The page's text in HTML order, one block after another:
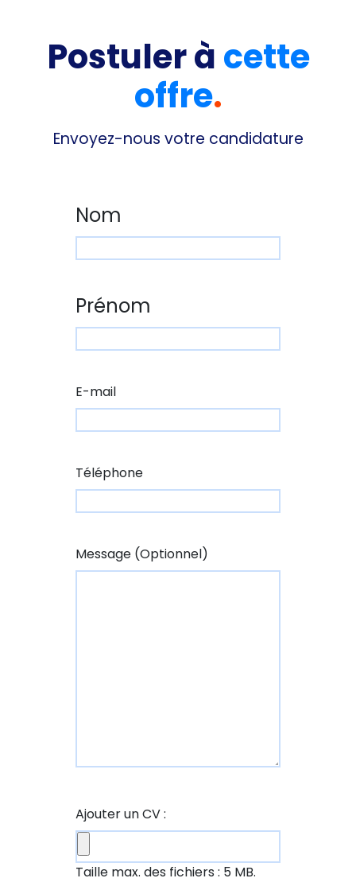
Postuler à cette
offre.
Envoyez-nous votre candidature
Nom
Prénom
E-mail
Téléphone
Message (Optionnel)
Ajouter un CV :
Taille max. des fichiers : 5 MB.